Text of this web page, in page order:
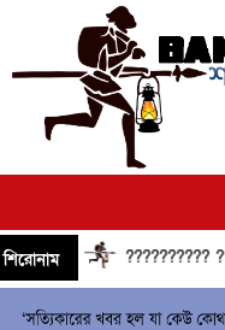
শিরোনাম ?????????? ??